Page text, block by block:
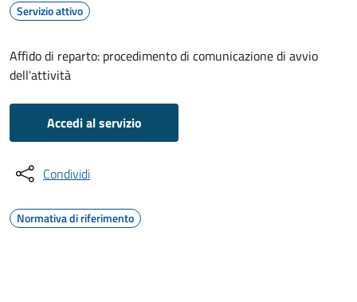
Servizio attivo
Affido di reparto: procedimento di comunicazione di avvio
dell'attività
Accedi al servizio
Condividi
Normativa di riferimento